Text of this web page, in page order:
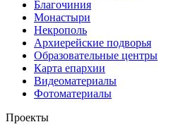
Благочиния
Монастыри
Некрополь
Архиерейские подворья
Образовательные центры
Карта епархии
Видеоматериалы
Фотоматериалы
Проекты